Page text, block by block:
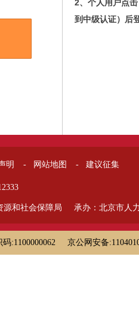
2、个人用户点
到中级认证）后